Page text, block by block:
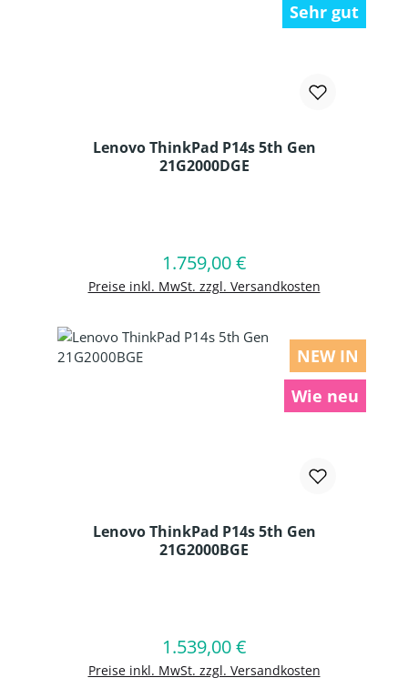
Sehr gut
Lenovo ThinkPad P14s 5th Gen
21G2000DGE
Regulärer Preis:
1.759,00 €
Preise inkl. MwSt. zzgl. Versandkosten
In den Warenkorb
NEW IN
Wie neu
Lenovo ThinkPad P14s 5th Gen
21G2000BGE
Regulärer Preis:
1.539,00 €
Preise inkl. MwSt. zzgl. Versandkosten
In den Warenkorb